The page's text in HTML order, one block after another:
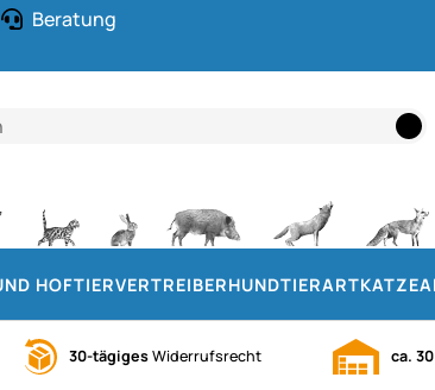
Beratung
HOFTIERVERTREIBERHUNDTIERARTKATZE
30-tägigesWiderrufsrecht ca.